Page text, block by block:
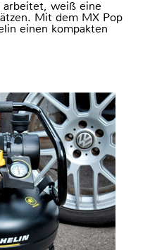
weiß eine
Mit dem MX Pop
einen kompakten